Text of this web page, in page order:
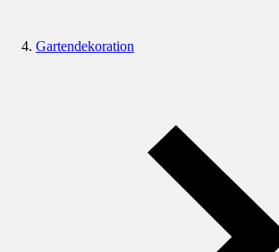
Gartendekoration